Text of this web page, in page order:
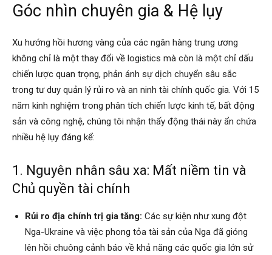
Góc nhìn chuyên gia & Hệ lụy
Xu hướng hồi hương vàng của các ngân hàng trung ương
không chỉ là một thay đổi về logistics mà còn là một chỉ dấu
chiến lược quan trọng, phản ánh sự dịch chuyển sâu sắc
trong tư duy quản lý rủi ro và an ninh tài chính quốc gia. Với 15
năm kinh nghiệm trong phân tích chiến lược kinh tế, bất động
sản và công nghệ, chúng tôi nhận thấy động thái này ẩn chứa
nhiều hệ lụy đáng kể:
1. Nguyên nhân sâu xa: Mất niềm tin và
Chủ quyền tài chính
Rủi ro địa chính trị gia tăng: Các sự kiện như xung đột
Nga-Ukraine và việc phong tỏa tài sản của Nga đã gióng
lên hồi chuông cảnh báo về khả năng các quốc gia lớn sử